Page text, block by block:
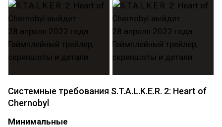
Системные требования S.T.A.L.K.E.R. 2: Heart of
Chernobyl
Минимальные